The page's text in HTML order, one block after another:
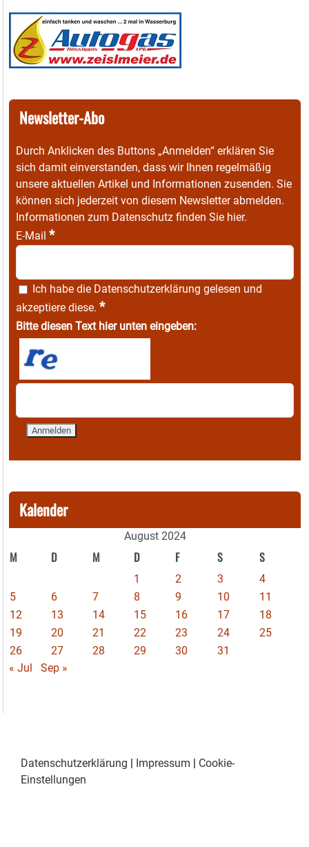
Newsletter-Abo
Durch Anklicken des Buttons „Anmelden“ erklären Sie
sich damit einverstanden, dass wir Ihnen regelmäßig
unsere aktuellen Artikel und Informationen zusenden. Sie
können sich jederzeit von diesem Newsletter abmelden.
Informationen zum Datenschutz finden Sie hier.
E-Mail *
Ich habe die Datenschutzerklärung gelesen und
akzeptiere diese. *
Bitte diesen Text hier unten eingeben:
Kalender
August 2024
M D M D F S S
1 2 3
4
5
6 7 8 9 10
11
12
13 14 15 16 17
18
19
20 21 22 23 24
25
26
27 28 29 30
31
« Jul
Sep »
Datenschutzerklärung | Impressum | Cookie-
Einstellungen